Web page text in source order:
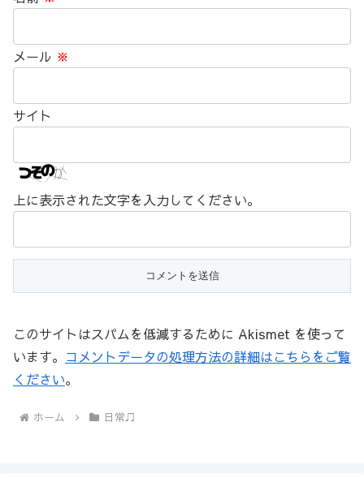
メール ※
サイト
上に表示された文字を入力してください。
このサイトはスパムを低減するために Akismet を使って
います。 コメントデータの処理方法の詳細はこちらをご覧
ください。
ホーム 日常♫